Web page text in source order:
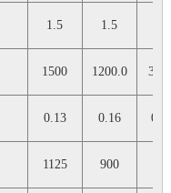
1.5 1.5
1500 1200.0
0.13 0.16
1125 900